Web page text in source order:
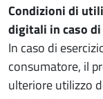
Condizioni di
digitali in caso
In caso di
consumatore, il
ulteriore utilizzo